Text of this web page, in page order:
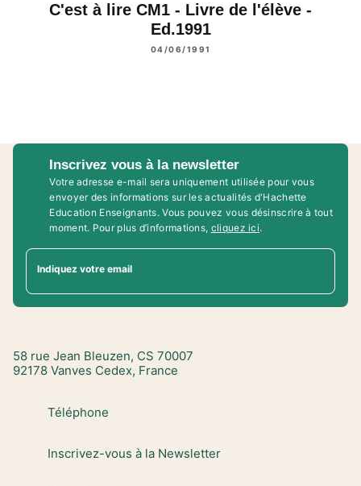
C'est à lire CM1 - Livre de l'élève -
Ed.1991
04/06/1991
Inscrivez vous à la newsletter
Votre adresse e-mail sera uniquement utilisée pour vous
envoyer des informations sur les actualités d'Hachette
Education Enseignants. Vous pouvez vous désinscrire à tout
moment. Pour plus d’informations, cliquez ici.
Indiquez votre email
58 rue Jean Bleuzen, CS 70007
92178 Vanves Cedex, France
Téléphone
Inscrivez-vous à la Newsletter